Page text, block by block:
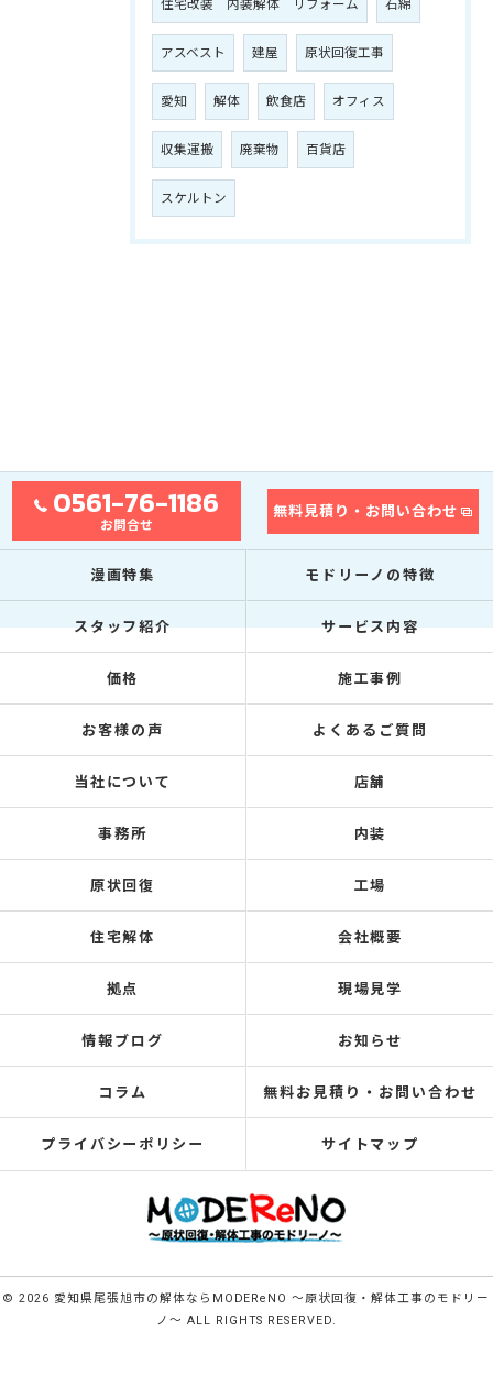
住宅改装 内装解体 リフォーム 石綿
アスベスト 建屋 原状回復工事
愛知 解体 飲食店 オフィス
収集運搬 廃棄物 百貨店
スケルトン
0561-76-1186
お問合せ
無料見積り・お問い合わせ
漫画特集 モドリーノの特徴
スタッフ紹介 サービス内容
価格 施工事例
お客様の声 よくあるご質問
当社について 店舗
事務所 内装
原状回復 工場
住宅解体 会社概要
拠点 現場見学
情報ブログ お知らせ
コラム 無料お見積り・お問い合わせ
プライバシーポリシー サイトマップ
© 2026 愛知県尾張旭市の解体ならMODEReNO ～原状回復・解体工事のモドリー
ノ～ ALL RIGHTS RESERVED.